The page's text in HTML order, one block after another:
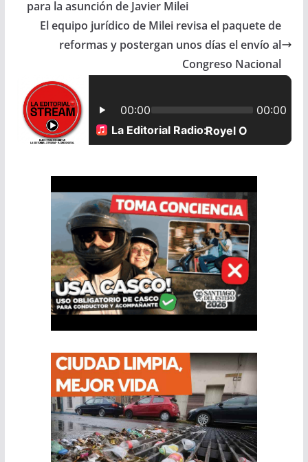
o
k
A
p
l
e
para la asunción de Javier Milei
El equipo jurídico de Milei revisa el paquete de
reformas y postergan unos días el envío al
Congreso Nacional